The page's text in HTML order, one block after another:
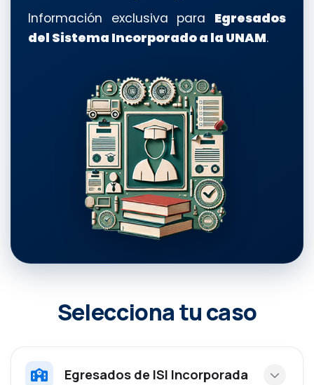
Información exclusiva para Egresados
del Sistema Incorporado a la UNAM.
Selecciona tu caso
Egresados de ISI Incorporada